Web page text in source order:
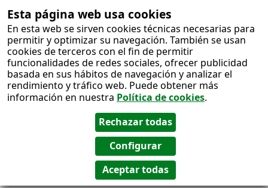
Esta página web usa cookies
En esta web se sirven cookies técnicas necesarias para
permitir y optimizar su navegación. También se usan
cookies de terceros con el fin de permitir
funcionalidades de redes sociales, ofrecer publicidad
basada en sus hábitos de navegación y analizar el
rendimiento y tráfico web. Puede obtener más
información en nuestra Política de cookies.